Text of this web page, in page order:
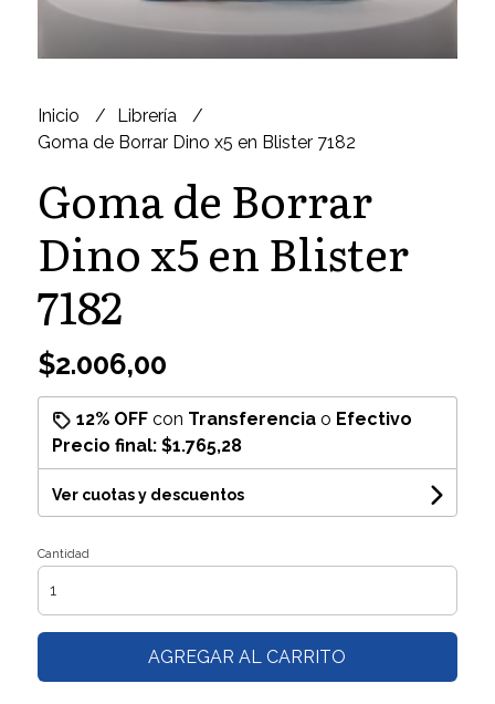
Inicio
Librería
Goma de Borrar Dino x5 en Blister 7182
Goma de Borrar
Dino x5 en Blister
7182
$2.006,00
12% OFFcon Transferenciao Efectivo
Precio final: $1.765,28
Ver cuotas y descuentos
Cantidad
AGREGAR AL CARRITO